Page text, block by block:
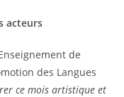
acteurs
de
des Langues
ce mois artistique et